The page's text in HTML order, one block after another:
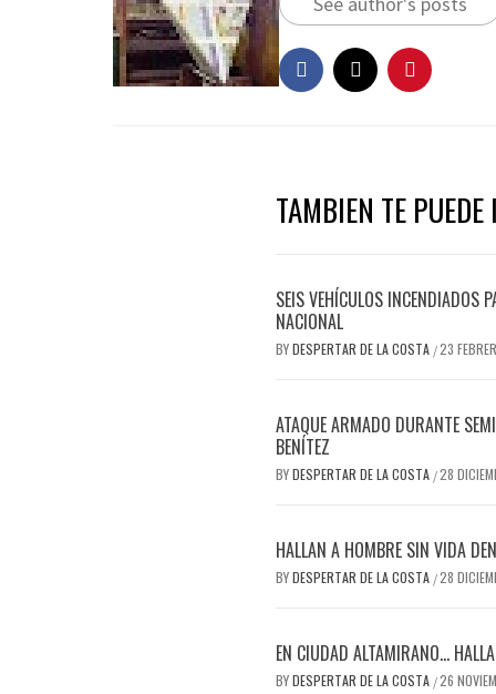
TAMBIEN TE PUEDE
SEIS VEHÍCULOS INCENDIADOS
NACIONAL
BYDESPERTAR DE LA COSTA /23
ATAQUE ARMADO DURANTE
BENÍTEZ
BYDESPERTAR DE LA COSTA /28
HALLAN A HOMBRE SIN VIDA
BYDESPERTAR DE LA COSTA /28
EN CIUDAD ALTAMIRANO…
BYDESPERTAR DE LA COSTA /26